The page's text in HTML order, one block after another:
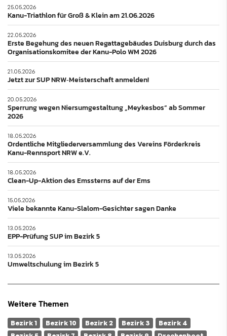
25.05.2026
Kanu-Triathlon für Groß & Klein am 21.06.2026
22.05.2026
Erste Begehung des neuen Regattagebäudes Duisburg durch das
Organisationskomitee der Kanu-Polo WM 2026
21.05.2026
Jetzt zur SUP NRW‑Meisterschaft anmelden!
20.05.2026
Sperrung wegen Niersumgestaltung „Meykesbos“ ab Sommer
2026
18.05.2026
Ordentliche Mitgliederversammlung des Vereins Förderkreis
Kanu-Rennsport NRW e.V.
18.05.2026
Clean-Up-Aktion des Emssterns auf der Ems
15.05.2026
Viele bekannte Kanu-Slalom-Gesichter sagen Danke
13.05.2026
EPP-Prüfung SUP im Bezirk 5
13.05.2026
Umweltschulung im Bezirk 5
Weitere Themen
Bezirk 1 Bezirk 10 Bezirk 2 Bezirk 3
Bezirk 4